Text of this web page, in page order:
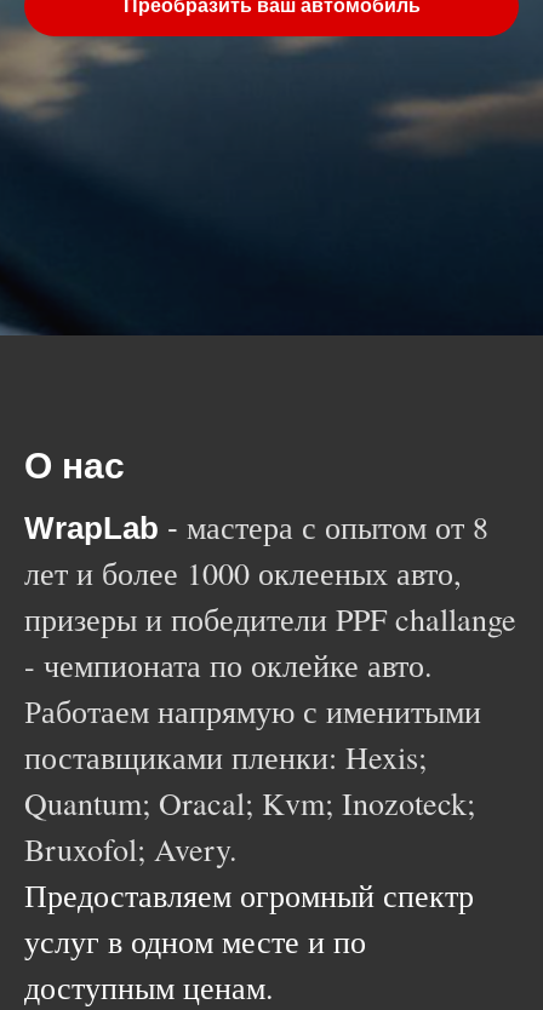
Преобразить ваш автомобиль
О нас
WrapLab - мастера с опытом от 8
лет и более 1000 оклееных авто,
призеры и победители PPF challange
- чемпионата по оклейке авто.
Работаем напрямую с именитыми
поставщиками пленки: Hexis;
Quantum; Oracal; Kvm; Inozoteck;
Bruxofol; Avery.
Предоставляем огромный спектр
услуг в одном месте и по
доступным ценам.